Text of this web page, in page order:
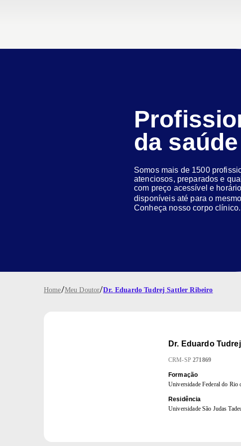
da saúde
Somos mais de 1500
atenciosos, preparados e
com preço acessível e
disponíveis até para o
Conheça nosso corpo clínico.
Home/Meu Doutor/Dr. Eduardo Tudrej Sattler Ribeiro
Dr. Eduardo
CRM-SP 271869
Formação
Universidade Federal do Rio
Residência
Universidade São Judas